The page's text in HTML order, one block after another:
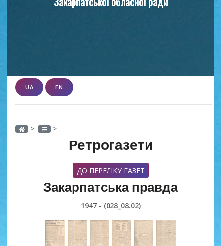
UA EN
> >
Ретрогазети
ДО ПЕРЕЛІКУ ГАЗЕТ
Закарпатська правда
1947 - (028_08.02)